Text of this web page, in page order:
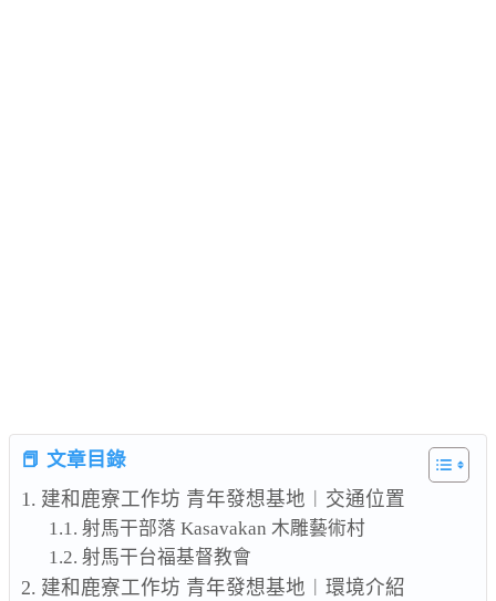
📕 文章目錄
建和鹿寮工作坊 青年發想基地︱交通位置
射馬干部落 Kasavakan 木雕藝術村
射馬干台福基督教會
建和鹿寮工作坊 青年發想基地︱環境介紹